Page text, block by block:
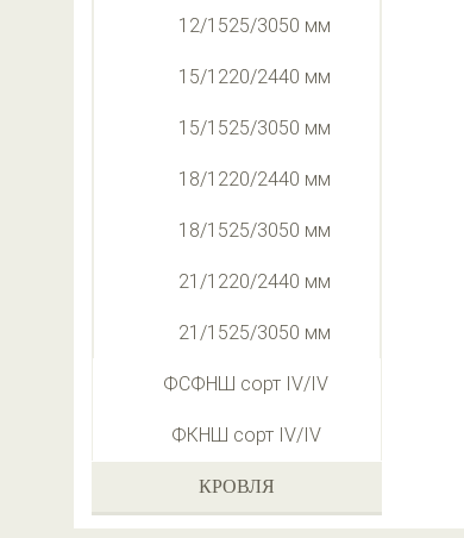
12/1525/3050 мм
15/1220/2440 мм
15/1525/3050 мм
18/1220/2440 мм
18/1525/3050 мм
21/1220/2440 мм
21/1525/3050 мм
ФСФНШ сорт IV/IV
ФКНШ сорт IV/IV
КРОВЛЯ